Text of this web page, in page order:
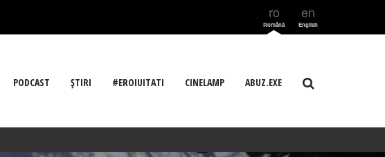
ro
Română
en
English
PODCAST ŞTIRI #EROIUITATI CINELAMP ABUZ.EXE